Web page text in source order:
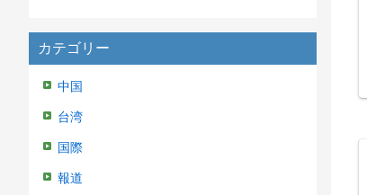
カテゴリー
中国
台湾
国際
報道